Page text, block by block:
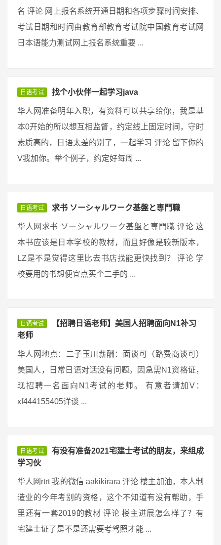
名 评论 网上报名系统开通日期和各项步骤时间安排、
考试日期和时间由教育部教育考试院中国教育考试网
日本语能力测试网上报名系统重要 ...
日语考试 找个小伙伴一起学习java
华人网准备明年入职，有资料可以共享给你，我是基
本0开始的所以想互相监督，约定线上固定时间，守时
素质高的，日语太差的别了，一起学习 评论 留下你的
V我加你。举个例子，约定好每周 ...
日语考试 求书 ソーシャルワーク基盤と専門職
华人网求书 ソーシャルワーク基盤と専門職 评论 这
本书应该是日本学校的教材，而且好像是较新版本，
LZ是不是觉得这里比去书店找能更快找到？ 评论 学
校要用的书想便宜点买个二手的 ...
日语考试
【招聘日语老师】美国人招聘面向N1补习
老师
华人网地点：二子玉川薪酬：面谈可（路费商谈可）
美国人，日常日语对话没有问题。因急需N1资格证，
现招聘一名面向N1考试的老师。 有意者请加V：
xf444155405详谈 ...
日语考试
有没有准备2021宅建士考试的朋友，来组成
学习伙
华人网rtrt 我的微信 aakikirara 评论 楼主加油，本人制
造业的今年考别的资格，这个不知道有没有帮助，手
里还有一套2019的教材 评论 楼主进展怎么样了？有
宅建士证了是不是还需要考驾照才能 ...